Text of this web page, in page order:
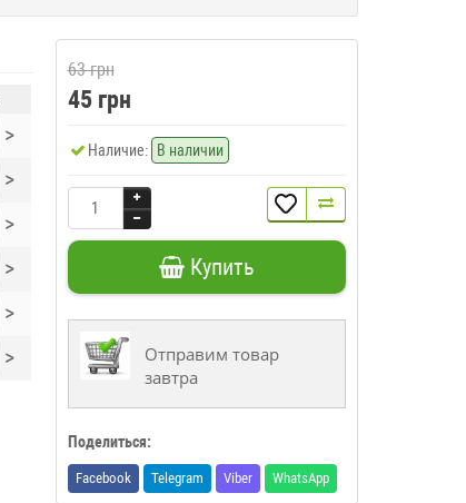
>
>
>
>
>
>
63 грн
45 грн
Наличие: В наличии
Купить
Отправим товар
завтра
Поделиться:
Facebook Telegram Viber WhatsApp